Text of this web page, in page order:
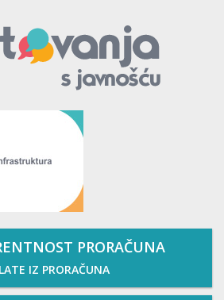
PRORAČUNA
IZ PRORAČUNA